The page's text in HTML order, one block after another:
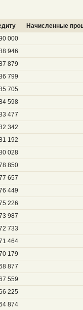
Начисленные
000
946
879
799
705
598
477
342
192
028
850
657
449
226
987
733
464
179
877
559
225
874